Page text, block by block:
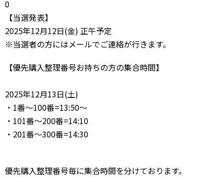
0
【当選発表】
2025年12月12日(金) 正午予定
※当選者の方にはメールでご連絡が行きます。
【優先購入整理番号お持ちの方の集合時間】
2025年12月13日(土)
・1番～100番=13:50～
・101番～200番=14:10
・201番～300番=14:30
優先購入整理番号毎に集合時間を分けております。